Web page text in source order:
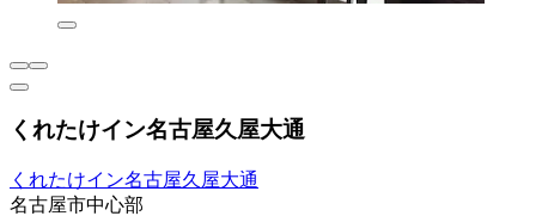
くれたけイン名古屋久屋大通
くれたけイン名古屋久屋大通
名古屋市中心部